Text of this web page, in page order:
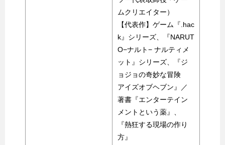
ムクリエイター）
【代表作】ゲーム『.hac
k』シリーズ、『NARUT
O−ナルト− ナルティメ
ット』シリーズ、『ジ
ョジョの奇妙な冒険
アイズオブヘブン』／
著書『エンターテイン
メントという薬』、
『熱狂する現場の作り
方』